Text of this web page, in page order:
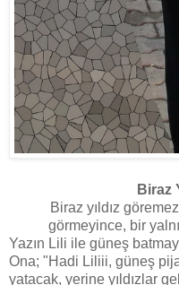
Biraz
Biraz yıldız
görmeyince, bir
Yazın Lili ile güneş
Ona; "Hadi Liliii, güneş
yatacak, yerine yıldızlar